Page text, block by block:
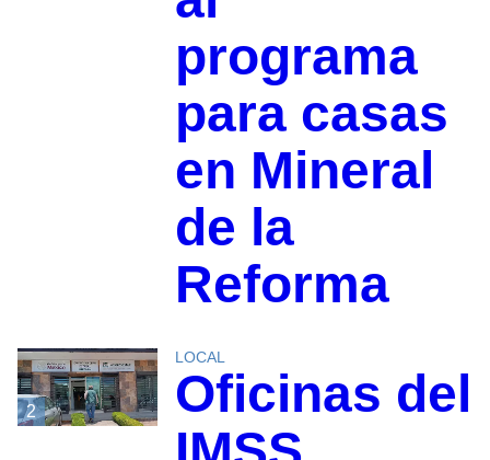
programa
para casas
en Mineral
de la
Reforma
2
LOCAL
Oficinas del